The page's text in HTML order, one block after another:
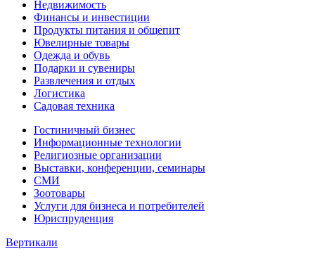
Недвижимость
Финансы и инвестиции
Продукты питания и общепит
Ювелирные товары
Одежда и обувь
Подарки и сувениры
Развлечения и отдых
Логистика
Садовая техника
Гостиничный бизнес
Информационные технологии
Религиозные организации
Выставки, конференции, семинары
СМИ
Зоотовары
Услуги для бизнеса и потребителей
Юриспруденция
Вертикали